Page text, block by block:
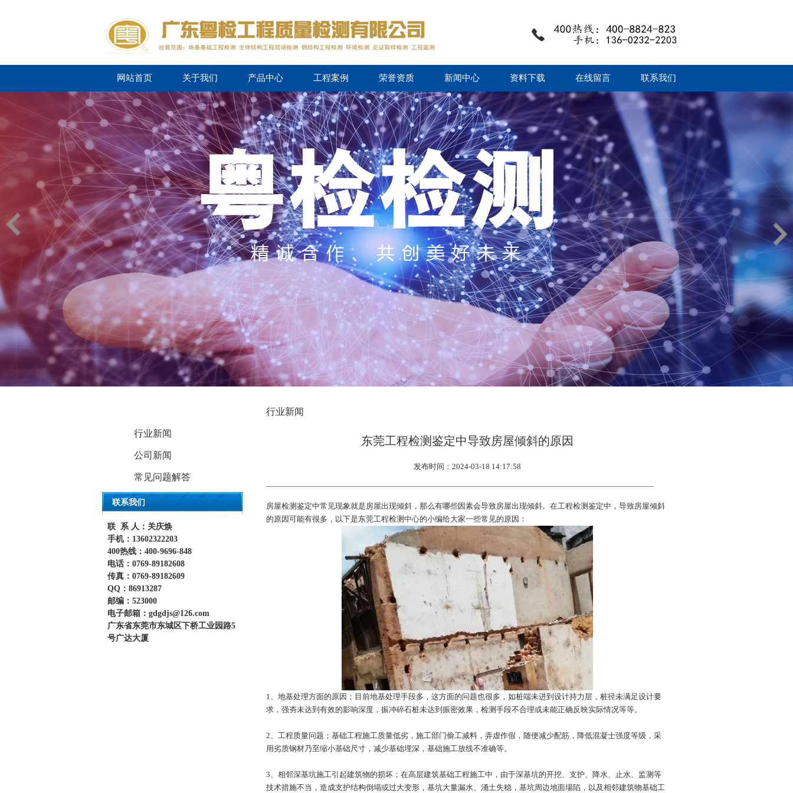
网站首页 关于我们 产品中心 工程案例 荣誉资质 新闻中心 资料下载 在线留言 联系我们
1 2 3
行业新闻
公司新闻
常见问题解答
联系我们
联 系 人：关庆焕
手机：13602322203
400热线：400-9696-848
电话：0769-89182608
传真：0769-89182609
QQ：86913287
邮编：523000
电子邮箱：gdgdjs@126.com
广东省东莞市东城区下桥工业园路5
号广达大厦
行业新闻
东莞工程检测鉴定中导致房屋倾斜的原因
发布时间：2024-03-18 14:17:58
房屋检测鉴定中常见现象就是房屋出现倾斜，那么有哪些因素会导致房屋出现倾斜。在工程检测鉴定中，导致房屋倾斜
的原因可能有很多，以下是东莞工程检测 中心的小编给大家一些常见的原因：
1、地基处理方面的原因；目前地基处理手段多，这方面的问题也很多，如桩端未进到设计持力层，桩径未满足设计要
求，强夯未达到有效的影响深度，振冲碎石桩未达到振密效果，检测手段不合理或未能正确反映实际情况等等。
2、工程质量问题；基础工程施工质量低劣，施工部门偷工减料，弄虚作假，随便减少配筋，降低混凝士强度等级，采
用劣质钢材乃至缩小基础尺寸，减少基础埋深，基础施工放线不准确等。
3、相邻深基坑施工引起建筑物的损坏；在高层建筑基础工程施工中，由于深基坑的开挖、支护、降水、止水、监测等
技术措施不当，造成支护结构倒塌或过大变形，基坑大量漏水、涌土失稳，基坑周边地面場陷，以及相邻建筑物基础工